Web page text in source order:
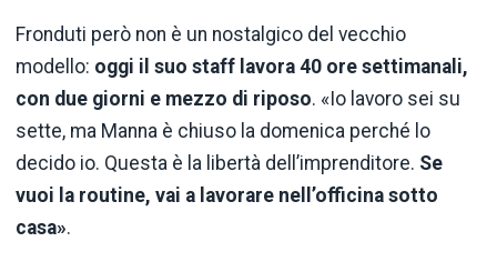
Fronduti però non è un nostalgico del vecchio
modello: oggi il suo staff lavora 40 ore settimanali,
con due giorni e mezzo di riposo. «Io lavoro sei su
sette, ma Manna è chiuso la domenica perché lo
decido io. Questa è la libertà dell’imprenditore. Se
vuoi la routine, vai a lavorare nell’officina sotto
casa».